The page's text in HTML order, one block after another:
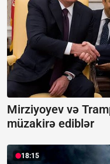
Mirziyoyev və
müzakirə ediblər
18:15